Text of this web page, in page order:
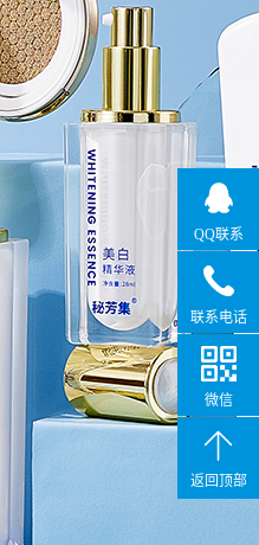
QQ联系
联系电话
微信
返回顶部